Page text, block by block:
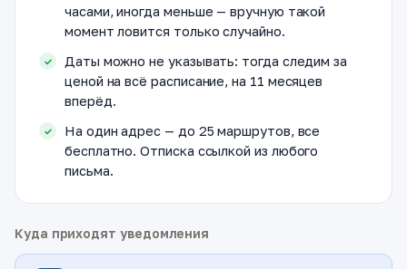
часами, иногда меньше — вручную такой
момент ловится только случайно.
Даты можно не указывать: тогда следим за
ценой на всё расписание, на 11 месяцев
вперёд.
На один адрес — до 25 маршрутов, все
бесплатно. Отписка ссылкой из любого
письма.
Куда приходят уведомления